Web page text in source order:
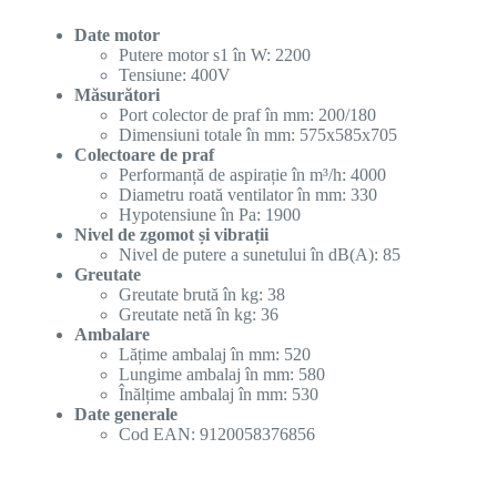
Date motor
Putere motor s1 în W: 2200
Tensiune: 400V
Măsurători
Port colector de praf în mm: 200/180
Dimensiuni totale în mm: 575x585x705
Colectoare de praf
Performanță de aspirație în m³/h: 4000
Diametru roată ventilator în mm: 330
Hypotensiune în Pa: 1900
Nivel de zgomot și vibrații
Nivel de putere a sunetului în dB(A): 85
Greutate
Greutate brută în kg: 38
Greutate netă în kg: 36
Ambalare
Lățime ambalaj în mm: 520
Lungime ambalaj în mm: 580
Înălțime ambalaj în mm: 530
Date generale
Cod EAN: 9120058376856